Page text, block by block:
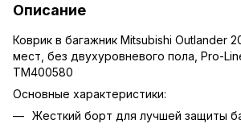
Описание
Коврик в багажник Mitsubishi Outlander
мест, без двухуровневого пола, Pro-
TM400580
Основные характеристики:
Жесткий борт для лучшей защиты